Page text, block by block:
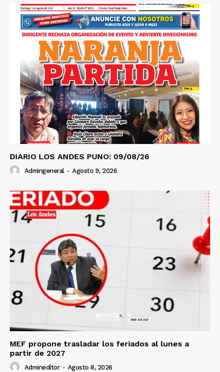
DIARIO LOS ANDES PUNO: 09/08/26
Admingeneral - Agosto 9, 2026
MEF propone trasladar los feriados al lunes a
partir de 2027
Admineditor - Agosto 8, 2026